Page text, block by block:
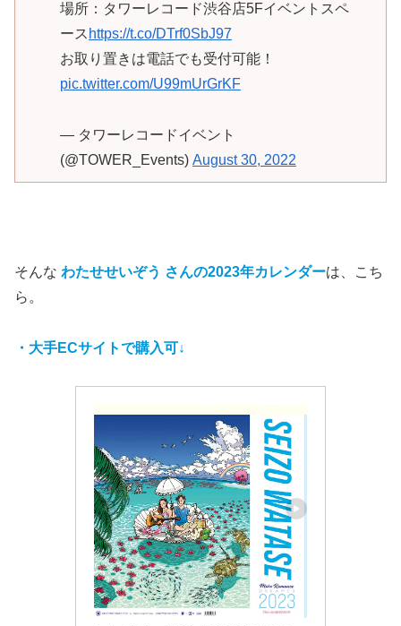
場所：タワーレコード渋谷店5Fイベントスペ
ース https://t.co/DTrf0SbJ97
お取り置きは電話でも受付可能！
pic.twitter.com/U99mUrGrKF
— タワーレコードイベント
(@TOWER_Events) August 30, 2022
そんな わたせせいぞう さんの2023年カレンダーは、こち
ら。
・大手ECサイトで購入可↓